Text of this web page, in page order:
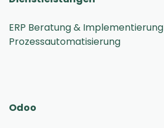
ERP Beratung & Implementierung
Odoo